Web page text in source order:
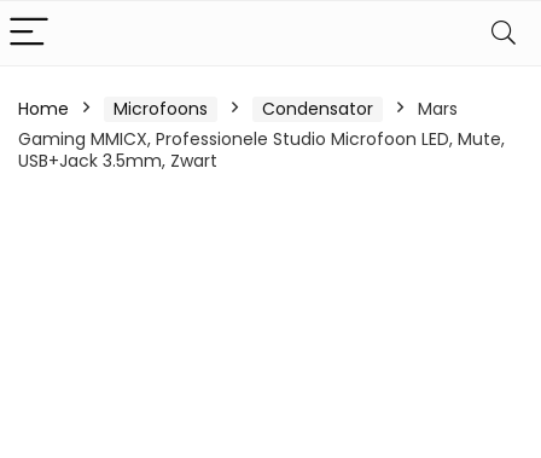
Home Microfoons Condensator
Mars
Gaming MMICX, Professionele Studio Microfoon LED, Mute,
USB+Jack 3.5mm, Zwart